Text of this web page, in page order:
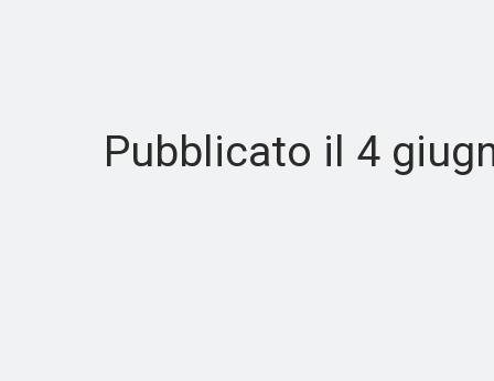
Pubblicato il 4